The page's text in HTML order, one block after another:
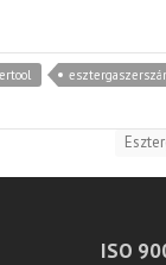
ISO